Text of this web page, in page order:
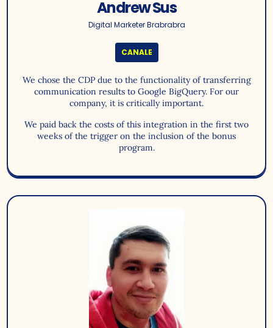
Andrew Sus
Digital Marketer Brabrabra
CANALE
We chose the CDP due to the functionality of transferring
communication results to Google BigQuery. For our
company, it is critically important.
We paid back the costs of this integration in the first two
weeks of the trigger on the inclusion of the bonus
program.